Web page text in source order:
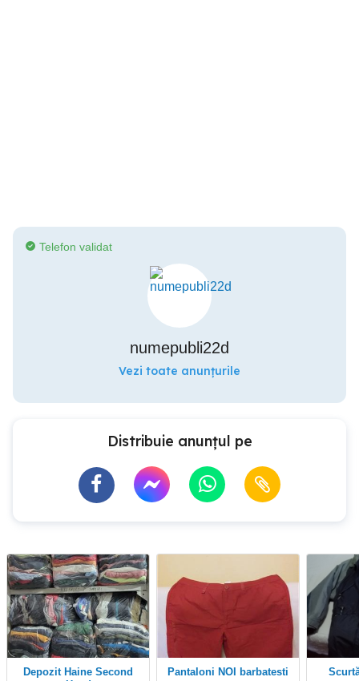
Telefon validat
numepubli22d
Vezi toate anunțurile
Distribuie anunțul pe
Depozit Haine Second
Pantaloni NOI barbatesti Scurtă "Fila" pentru